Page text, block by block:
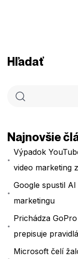
Hľadať
Najnovšie
Výpadok
video marketing
Google spustil
marketingu
Prichádza
prepisuje
Microsoft čelí